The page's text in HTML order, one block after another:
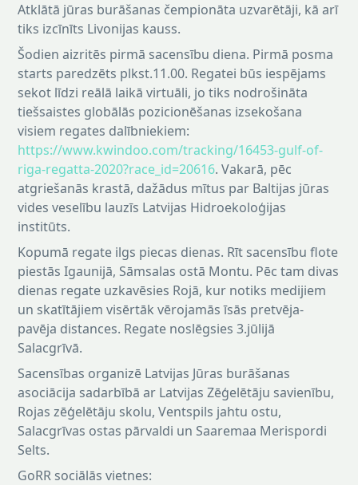
Atklātā jūras burāšanas čempionāta uzvarētāji, kā arī
tiks izcīnīts Livonijas kauss.
Šodien aizritēs pirmā sacensību diena. Pirmā posma
starts paredzēts plkst.11.00. Regatei būs iespējams
sekot līdzi reālā laikā virtuāli, jo tiks nodrošināta
tiešsaistes globālās pozicionēšanas izsekošana
visiem regates dalībniekiem:
https://www.kwindoo.com/tracking/16453-gulf-of-
riga-regatta-2020?race_id=20616. Vakarā, pēc
atgriešanās krastā, dažādus mītus par Baltijas jūras
vides veselību lauzīs Latvijas Hidroekoloģijas
institūts.
Kopumā regate ilgs piecas dienas. Rīt sacensību flote
piestās Igaunijā, Sāmsalas ostā Montu. Pēc tam divas
dienas regate uzkavēsies Rojā, kur notiks medijiem
un skatītājiem visērtāk vērojamās īsās pretvēja-
pavēja distances. Regate noslēgsies 3.jūlijā
Salacgrīvā.
Sacensības organizē Latvijas Jūras burāšanas
asociācija sadarbībā ar Latvijas Zēģelētāju savienību,
Rojas zēģelētāju skolu, Ventspils jahtu ostu,
Salacgrīvas ostas pārvaldi un Saaremaa Merispordi
Selts.
GoRR sociālās vietnes: